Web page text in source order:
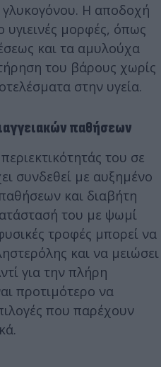
γλυκογόνου. Η αποδοχή
μορφές, όπως
και τα αμυλούχα
του βάρους χωρίς
στην υγεία.
παθήσεων
του σε
συνδεθεί με αυξημένο
και διαβήτη
του με ψωμί
τροφές μπορεί να
και να μειώσει
για την πλήρη
προτιμότερο να
που παρέχουν